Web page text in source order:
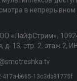
в
«ЛайфСтрим»,
д. 13, стр. 2, этаж 2,
417a-b665-13c3db81775f